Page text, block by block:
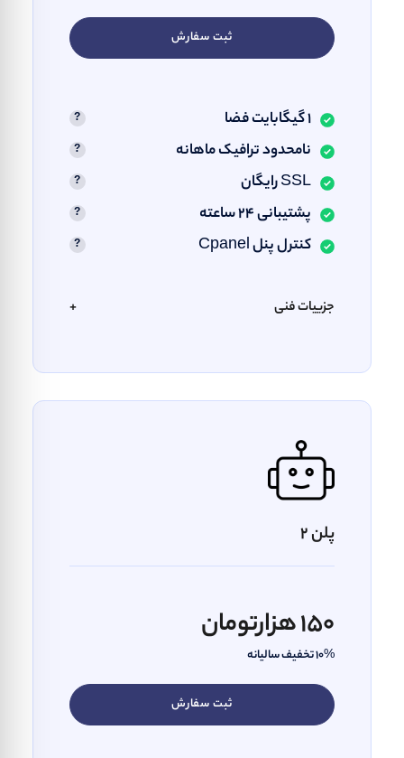
ثبت سفارش
1 گیگابایت فضا
نامحدود ترافیک ماهانه
SSL رایگان
پشتیبانی ۲۴ ساعته
کنترل پنل Cpanel
جزییات فنی +
پلن 2
150 هزارتومان
10% تخفیف سالیانه
ثبت سفارش